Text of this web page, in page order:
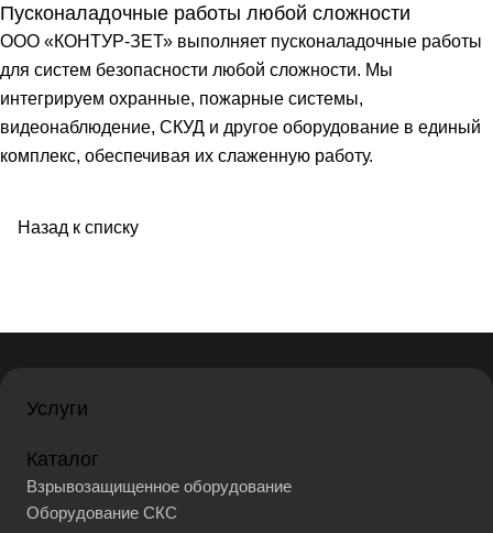
Пусконаладочные работы любой сложности
ООО «КОНТУР-ЗЕТ» выполняет пусконаладочные работы
для систем безопасности любой сложности. Мы
интегрируем охранные, пожарные системы,
видеонаблюдение, СКУД и другое оборудование в единый
комплекс, обеспечивая их слаженную работу.
Назад к списку
Услуги
Каталог
Взрывозащищенное оборудование
Оборудование СКС